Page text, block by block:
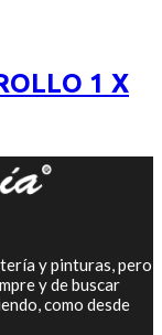
1 X
y pinturas, pero
y de buscar
como desde